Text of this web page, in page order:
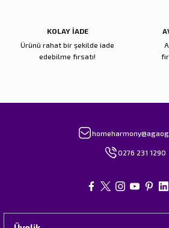
KOLAY İADE
Ürünü rahat bir şekilde iade
edebilme fırsatı!
0276 231 1290